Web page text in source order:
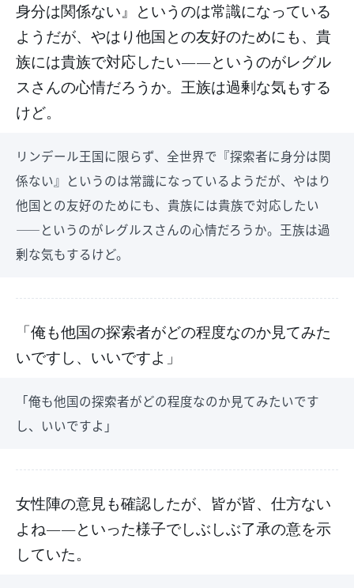
身分は関係ない』というのは常識になっている
ようだが、やはり他国との友好のためにも、貴
族には貴族で対応したい――というのがレグル
スさんの心情だろうか。王族は過剰な気もする
けど。
リンデール王国に限らず、全世界で『探索者に身分は関
係ない』というのは常識になっているようだが、やはり
他国との友好のためにも、貴族には貴族で対応したい
――というのがレグルスさんの心情だろうか。王族は過
剰な気もするけど。
「俺も他国の探索者がどの程度なのか見てみた
いですし、いいですよ」
「俺も他国の探索者がどの程度なのか見てみたいです
し、いいですよ」
女性陣の意見も確認したが、皆が皆、仕方ない
よね――といった様子でしぶしぶ了承の意を示
していた。